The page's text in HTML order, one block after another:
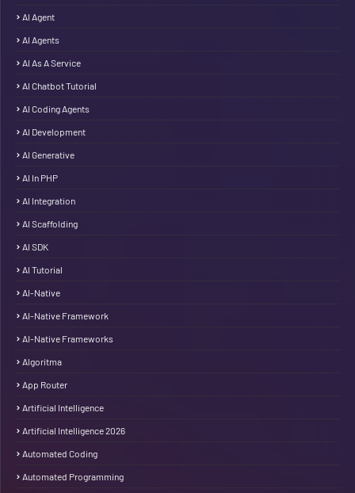
AI Agent
AI Agents
AI As A Service
AI Chatbot Tutorial
AI Coding Agents
AI Development
AI Generative
AI In PHP
AI Integration
AI Scaffolding
AI SDK
AI Tutorial
AI-Native
AI-Native Framework
AI-Native Frameworks
Algoritma
App Router
Artificial Intelligence
Artificial Intelligence 2026
Automated Coding
Automated Programming